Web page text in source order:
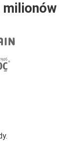
milionów